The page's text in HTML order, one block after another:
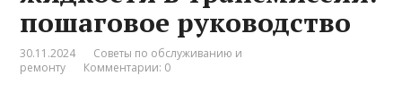
пошаговое руководство
30.11.2024
Советы по обслуживанию и
ремонту
Комментарии: 0